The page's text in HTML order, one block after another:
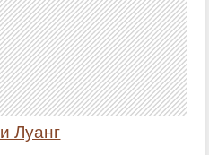
Луанг